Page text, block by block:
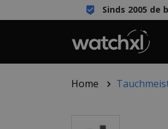
Sinds 2005 de
Home